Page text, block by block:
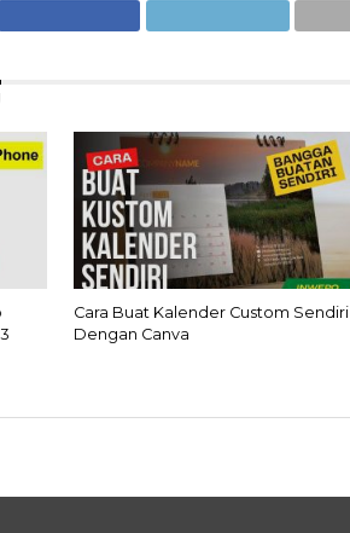
Cara Buat Kalender Custom Sendiri
Dengan Canva